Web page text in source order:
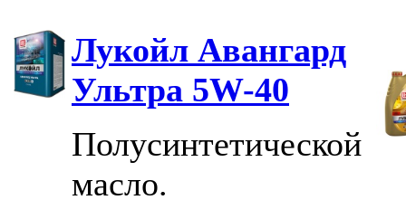
Лукойл Авангард
Ультра 5W-40
Полусинтетической
масло.